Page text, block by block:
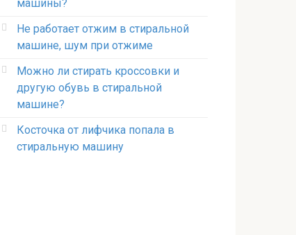
машины?
Не работает отжим в стиральной
машине, шум при отжиме
Можно ли стирать кроссовки и
другую обувь в стиральной
машине?
Косточка от лифчика попала в
стиральную машину